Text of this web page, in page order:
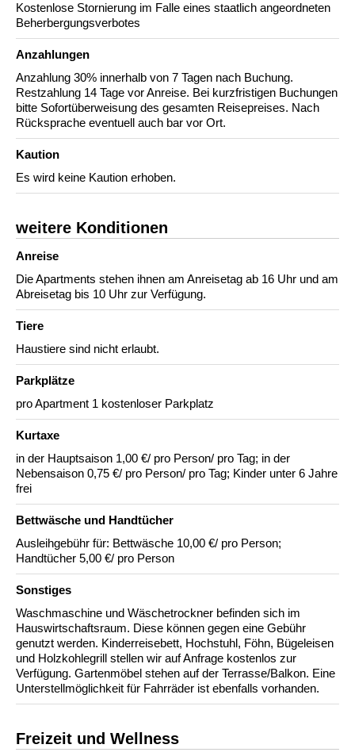
Kostenlose Stornierung im Falle eines staatlich angeordneten
Beherbergungsverbotes
Anzahlungen
Anzahlung 30% innerhalb von 7 Tagen nach Buchung.
Restzahlung 14 Tage vor Anreise. Bei kurzfristigen Buchungen
bitte Sofortüberweisung des gesamten Reisepreises. Nach
Rücksprache eventuell auch bar vor Ort.
Kaution
Es wird keine Kaution erhoben.
weitere Konditionen
Anreise
Die Apartments stehen ihnen am Anreisetag ab 16 Uhr und am
Abreisetag bis 10 Uhr zur Verfügung.
Tiere
Haustiere sind nicht erlaubt.
Parkplätze
pro Apartment 1 kostenloser Parkplatz
Kurtaxe
in der Hauptsaison 1,00 €/ pro Person/ pro Tag; in der
Nebensaison 0,75 €/ pro Person/ pro Tag; Kinder unter 6 Jahre
frei
Bettwäsche und Handtücher
Ausleihgebühr für: Bettwäsche 10,00 €/ pro Person;
Handtücher 5,00 €/ pro Person
Sonstiges
Waschmaschine und Wäschetrockner befinden sich im
Hauswirtschaftsraum. Diese können gegen eine Gebühr
genutzt werden. Kinderreisebett, Hochstuhl, Föhn, Bügeleisen
und Holzkohlegrill stellen wir auf Anfrage kostenlos zur
Verfügung. Gartenmöbel stehen auf der Terrasse/Balkon. Eine
Unterstellmöglichkeit für Fahrräder ist ebenfalls vorhanden.
Freizeit und Wellness